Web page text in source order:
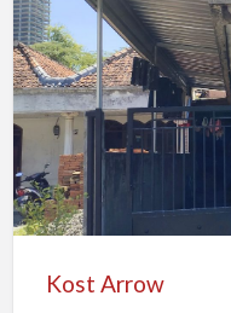
Arrow
Kost Arrow